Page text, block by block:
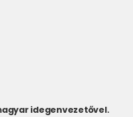
idegenvezetővel.